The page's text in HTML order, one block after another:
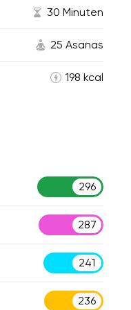
30 Minuten
25 Asanas
198 kcal
296
287
241
236